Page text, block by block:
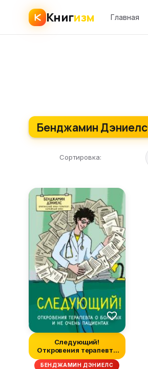
Книгизм Главная
Бенджамин Дэниелс
Сортировка:
Следующий!
Откровения терапевта
о больных и не оче...
БЕНДЖАМИН ДЭНИЕЛС